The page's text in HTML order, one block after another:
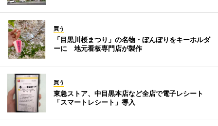
買う
「目黒川桜まつり」の名物・ぼんぼりをキーホルダ
ーに 地元看板専門店が製作
買う
東急ストア、中目黒本店など全店で電子レシート
「スマートレシート」導入